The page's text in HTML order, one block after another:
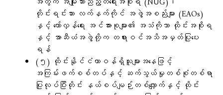
တိုင်းရင်းသား လက်နက်ကိုင် အဖွဲ့အစည်းများ (EAOs)
နှင့် တော်လှန်ရေး အင်အားစုများ၏ အသံကိုသာ ထိုင်းအစိုးရ
နှင့် အာဆီယံအဖွဲ့တို့က တရားဝင်အသိအမှတ်ပြုပေး
ရန်
(၅) ထိုင်းနိုင်ငံတာဝန်ရှိသူများအနေဖြင့်
အကြမ်းဖက်စစ်တပ်နှင့် ဆက်သွယ်မှုတစ်စုံတစ်ရာ
ပြုလုပ်ပြီးတိုင်း နယ်စပ်မျဉ်းတစ်လျှောက်နှင့် ထိုင်း